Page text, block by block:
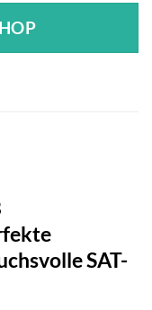
SAT-